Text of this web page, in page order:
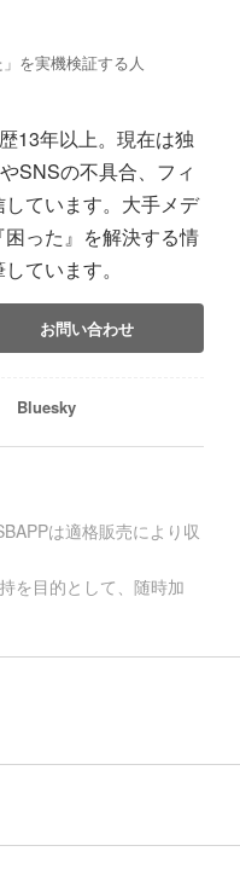
を実機検証する人
13年以上。現在は独
SNSの不具合、フィ
ています。大手メデ
った』を解決する情
ています。
お問い合わせ
Bluesky
は適格販売により収
を目的として、随時加